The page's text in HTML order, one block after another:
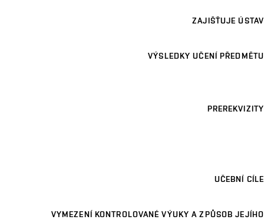
ZAJIŠŤUJE ÚSTAV
VÝSLEDKY UČENÍ PŘEDMĚTU
PREREKVIZITY
UČEBNÍ CÍLE
VYMEZENÍ KONTROLOVANÉ VÝUKY A ZPŮSOB JEJÍHO